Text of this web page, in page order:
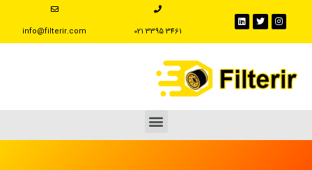
‪021 3395 3461
info@filterir.com